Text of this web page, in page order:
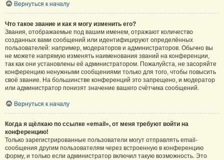
Вернуться к началу
Что такое звание и как я могу изменить его?
Звания, отображаемые под вашим именем, отражают количество
созданных вами сообщений или идентифицируют определённых
пользователей: например, модераторов и администраторов. Обычно вы
не можете напрямую изменять наименования званий на конференции,
так как они установлены её администратором. Пожалуйста, не засоряйте
конференцию ненужными сообщениями только для того, чтобы повысить
своё звание. На большинстве конференций это запрещено, и модератор
или администратор понизят значение вашего счётчика сообщений.
Вернуться к началу
Когда я щёлкаю по ссылке «email», от меня требуют войти на
конференцию!
Только зарегистрированные пользователи могут отправлять email-
сообщения другим пользователям через встроенную в конференцию
форму, и только если администратор включил такую возможность. Это